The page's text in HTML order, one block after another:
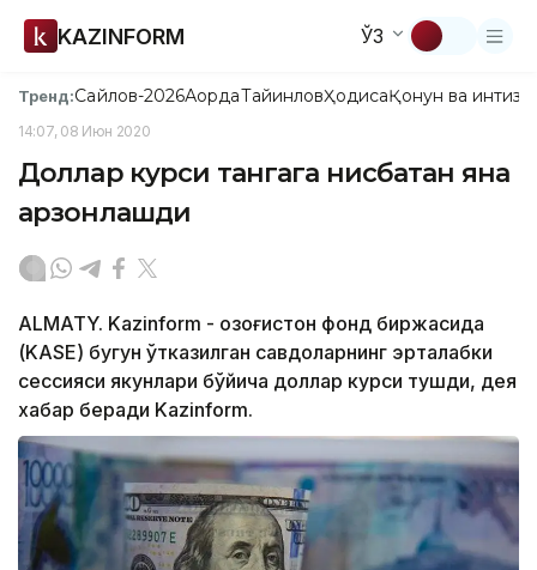
KAZINFORM ЎЗ
Тренд:Сайлов-2026АқордаТайинловҲодисаҚонун ва
14:07, 08 Июн 2020
Доллар курси тангага нисбатан яна
арзонлашди
ALMATY. Kazinform - Қозоғистон фонд биржасида
(KASE) бугун ўтказилган савдоларнинг эрталабки
сессияси якунлари бўйича доллар курси тушди, дея
хабар беради Kazinform.